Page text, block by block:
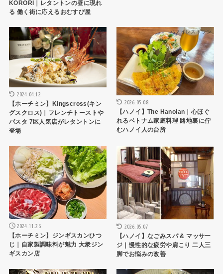
KORORI｜レタントンの昼に現れ
る 働く街に応えるおむすび屋
HCMCレストラン
2024.04.12
【ホーチミン】Kingscross(キン
グスクロス)｜フレンチトーストや
パスタ 7区人気店がレタントンに
登場
ハノイレストラン
2026.05.08
【ハノイ】The Hanoian｜心ほぐ
れるベトナム家庭料理 路地裏に佇
むハノイ人の台所
ハノイレストラン
2024.11.26
【ホーチミン】ジンギスカンひつ
じ｜自家製調味料が魅力 大衆ジン
ギスカン店
生活
2026.05.07
【ハノイ】なごみスパ & マッサー
ジ｜慢性的な疲労や肩こり 二人三
脚でお悩みの改善